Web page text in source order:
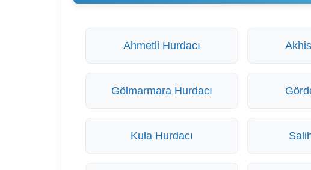
Ahmetli Hurdacı
Gölmarmara Hurdacı
Kula Hurdacı